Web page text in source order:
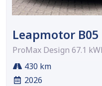
Leapmotor B05
ProMax Design 67.1
430 km
2026